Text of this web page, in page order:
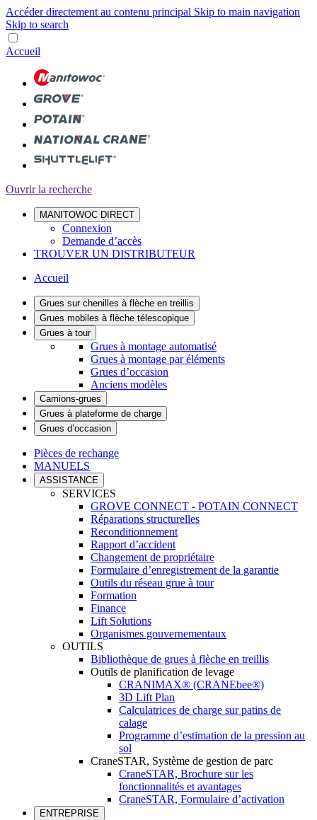
Accéder directement au contenu principal Skip to main navigation
Skip to search
Accueil
Ouvrir la recherche
MANITOWOC DIRECT
Connexion
Demande d’accès
TROUVER UN DISTRIBUTEUR
Accueil
Grues sur chenilles à flèche en treillis
Grues mobiles à flèche télescopique
Grues à tour
Grues à montage automatisé
Grues à montage par éléments
Grues d’occasion
Anciens modèles
Camions-grues
Grues à plateforme de charge
Grues d’occasion
Pièces de rechange
MANUELS
ASSISTANCE
SERVICES
GROVE CONNECT - POTAIN CONNECT
Réparations structurelles
Reconditionnement
Rapport d’accident
Changement de propriétaire
Formulaire d’enregistrement de la garantie
Outils du réseau grue à tour
Formation
Finance
Lift Solutions
Organismes gouvernementaux
OUTILS
Bibliothèque de grues à flèche en treillis
Outils de planification de levage
CRANIMAX® (CRANEbee®)
3D Lift Plan
Calculatrices de charge sur patins de
calage
Programme d’estimation de la pression au
sol
CraneSTAR, Système de gestion de parc
CraneSTAR, Brochure sur les
fonctionnalités et avantages
CraneSTAR, Formulaire d’activation
ENTREPRISE